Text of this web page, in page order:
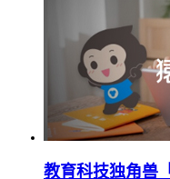
教育科技独角兽